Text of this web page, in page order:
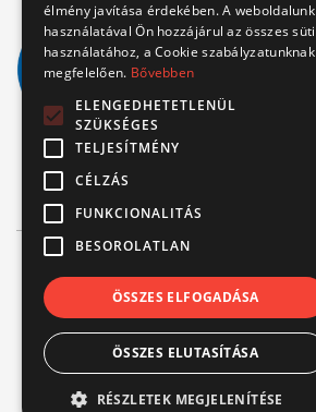
© Verbis Kft 2026
ÁSZF
Adatvédelem
Impresszum
élmény javítása érdekében. A weboldalunk
használatával Ön hozzájárul az összes süti
használatához, a Cookie szabályzatunknak
megfelelően. Bővebben
ELENGEDHETETLENÜL
SZÜKSÉGES
TELJESÍTMÉNY
CÉLZÁS
FUNKCIONALITÁS
BESOROLATLAN
ÖSSZES ELFOGADÁSA
ÖSSZES ELUTASÍTÁSA
RÉSZLETEK MEGJELENÍTÉSE